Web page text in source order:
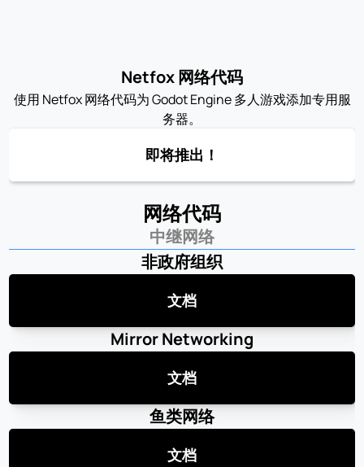
Netfox 网络代码
使用 Netfox 网络代码为 Godot Engine 多人游戏添加专用服
务器。
即将推出！
网络代码
中继网络
非政府组织
文档
Mirror Networking
文档
鱼类网络
文档